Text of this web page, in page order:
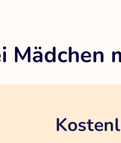
Mädchen